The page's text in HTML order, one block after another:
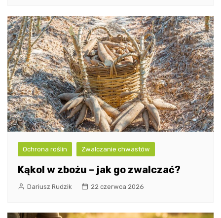
Ochrona roślin Zwalczanie chwastów
Kąkol w zbożu – jak go zwalczać?
Dariusz Rudzik 22 czerwca 2026